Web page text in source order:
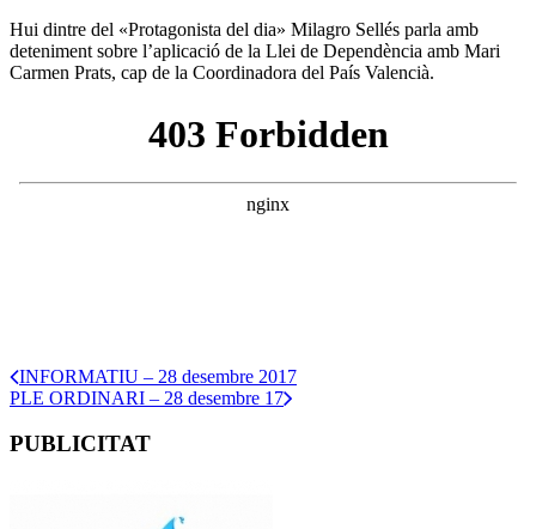
Hui dintre del «Protagonista del dia» Milagro Sellés parla amb
deteniment sobre l’aplicació de la Llei de Dependència amb Mari
Carmen Prats, cap de la Coordinadora del País Valencià.
INFORMATIU – 28 desembre 2017
PLE ORDINARI – 28 desembre 17
PUBLICITAT